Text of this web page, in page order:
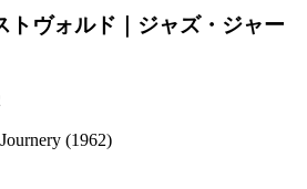
トヴォルド｜ジャズ・ジャー